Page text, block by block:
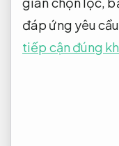
đáp ứng yêu
tiếp cận đúng